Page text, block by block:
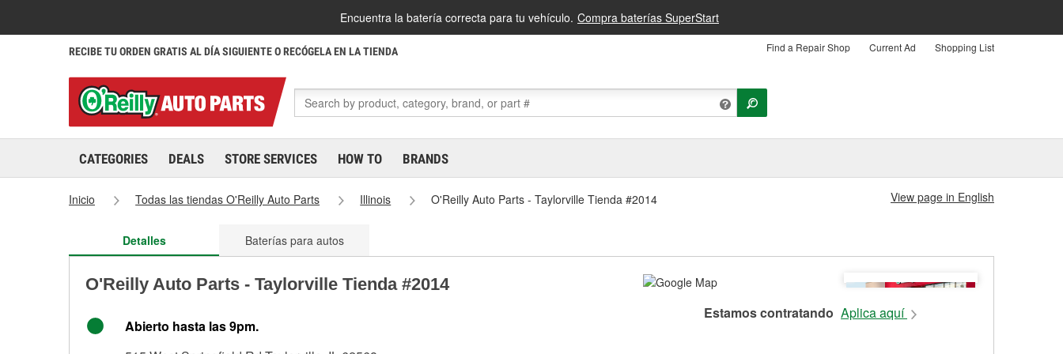
Encuentra la batería correcta para tu vehículo. Compra baterías SuperStart
RECIBE TU ORDEN GRATIS AL DÍA SIGUIENTE O RECÓGELA EN LA TIENDA Find a Repair Shop Current Ad Shopping List
CATEGORIES DEALS STORE SERVICES HOW TO BRANDS
Inicio Todas las tiendas O'Reilly Auto Parts Illinois O'Reilly Auto Parts - Taylorville Tienda #2014 View page in English
Detalles Baterías para autos
O'Reilly Auto Parts - Taylorville Tienda #2014
Abierto hasta las 9pm.
Estamos contratando Aplica aquí